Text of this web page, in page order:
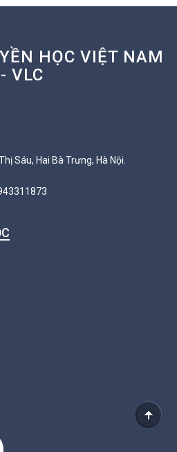
HỌC VIỆT NAM
- VLC
Sáu, Hai Bà Trưng, Hà Nội.